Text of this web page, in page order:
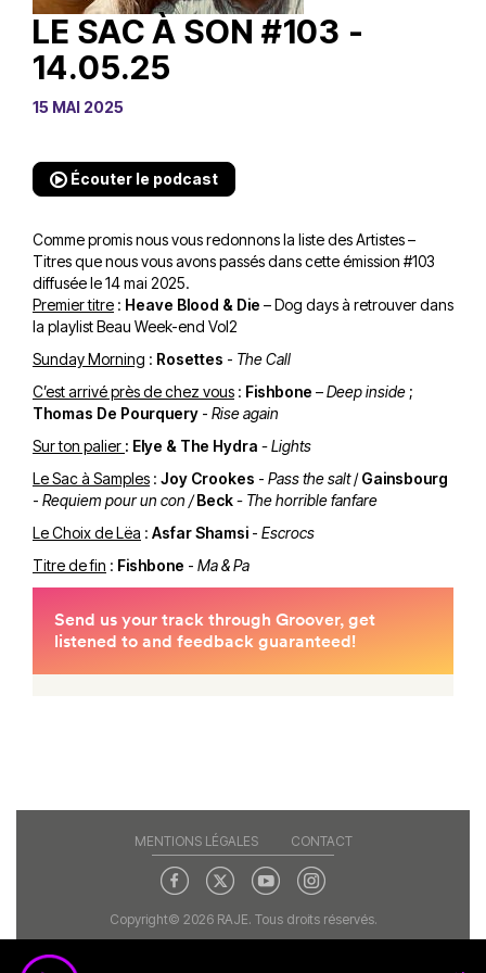
LE SAC À SON #103 -
14.05.25
15 MAI 2025
Écouter le podcast
Comme promis nous vous redonnons la liste des Artistes –
Titres que nous vous avons passés dans cette émission #103
diffusée le 14 mai 2025.
Premier titre : Heave Blood & Die – Dog days à retrouver dans
la playlist Beau Week-end Vol2
Sunday Morning : Rosettes - The Call
C’est arrivé près de chez vous : Fishbone –Deep inside ;
Thomas De Pourquery - Rise again
Sur ton palier : Elye & The Hydra - Lights
Le Sac à Samples : Joy Crookes - Pass the salt/Gainsbourg
- Requiem pour un con /Beck- The horrible fanfare
Le Choix de Lëa : Asfar Shamsi - Escrocs
Titre de fin : Fishbone - Ma & Pa
MENTIONS LÉGALES CONTACT
Copyright© 2026 RAJE. Tous droits réservés.